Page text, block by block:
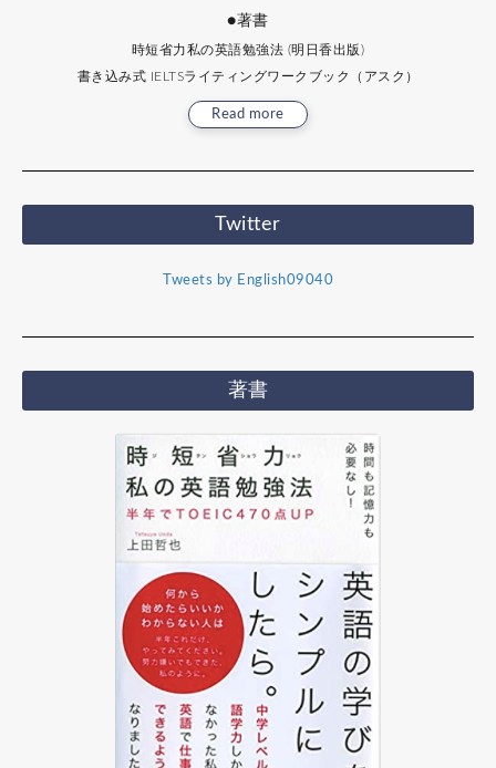
●著書
時短省力私の英語勉強法 (明日香出版)
書き込み式 IELTSライティングワークブック（アスク）
Read more
Twitter
Tweets by English09040
著書